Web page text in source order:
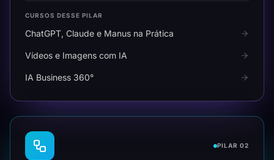
CURSOS DESSE PILAR
ChatGPT, Claude e Manus na Prática
Vídeos e Imagens com IA
IA Business 360°
PILAR 02